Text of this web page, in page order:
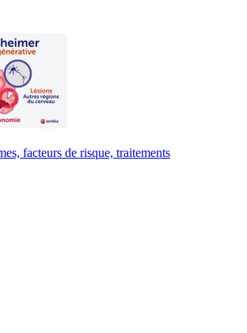
facteurs de risque, traitements